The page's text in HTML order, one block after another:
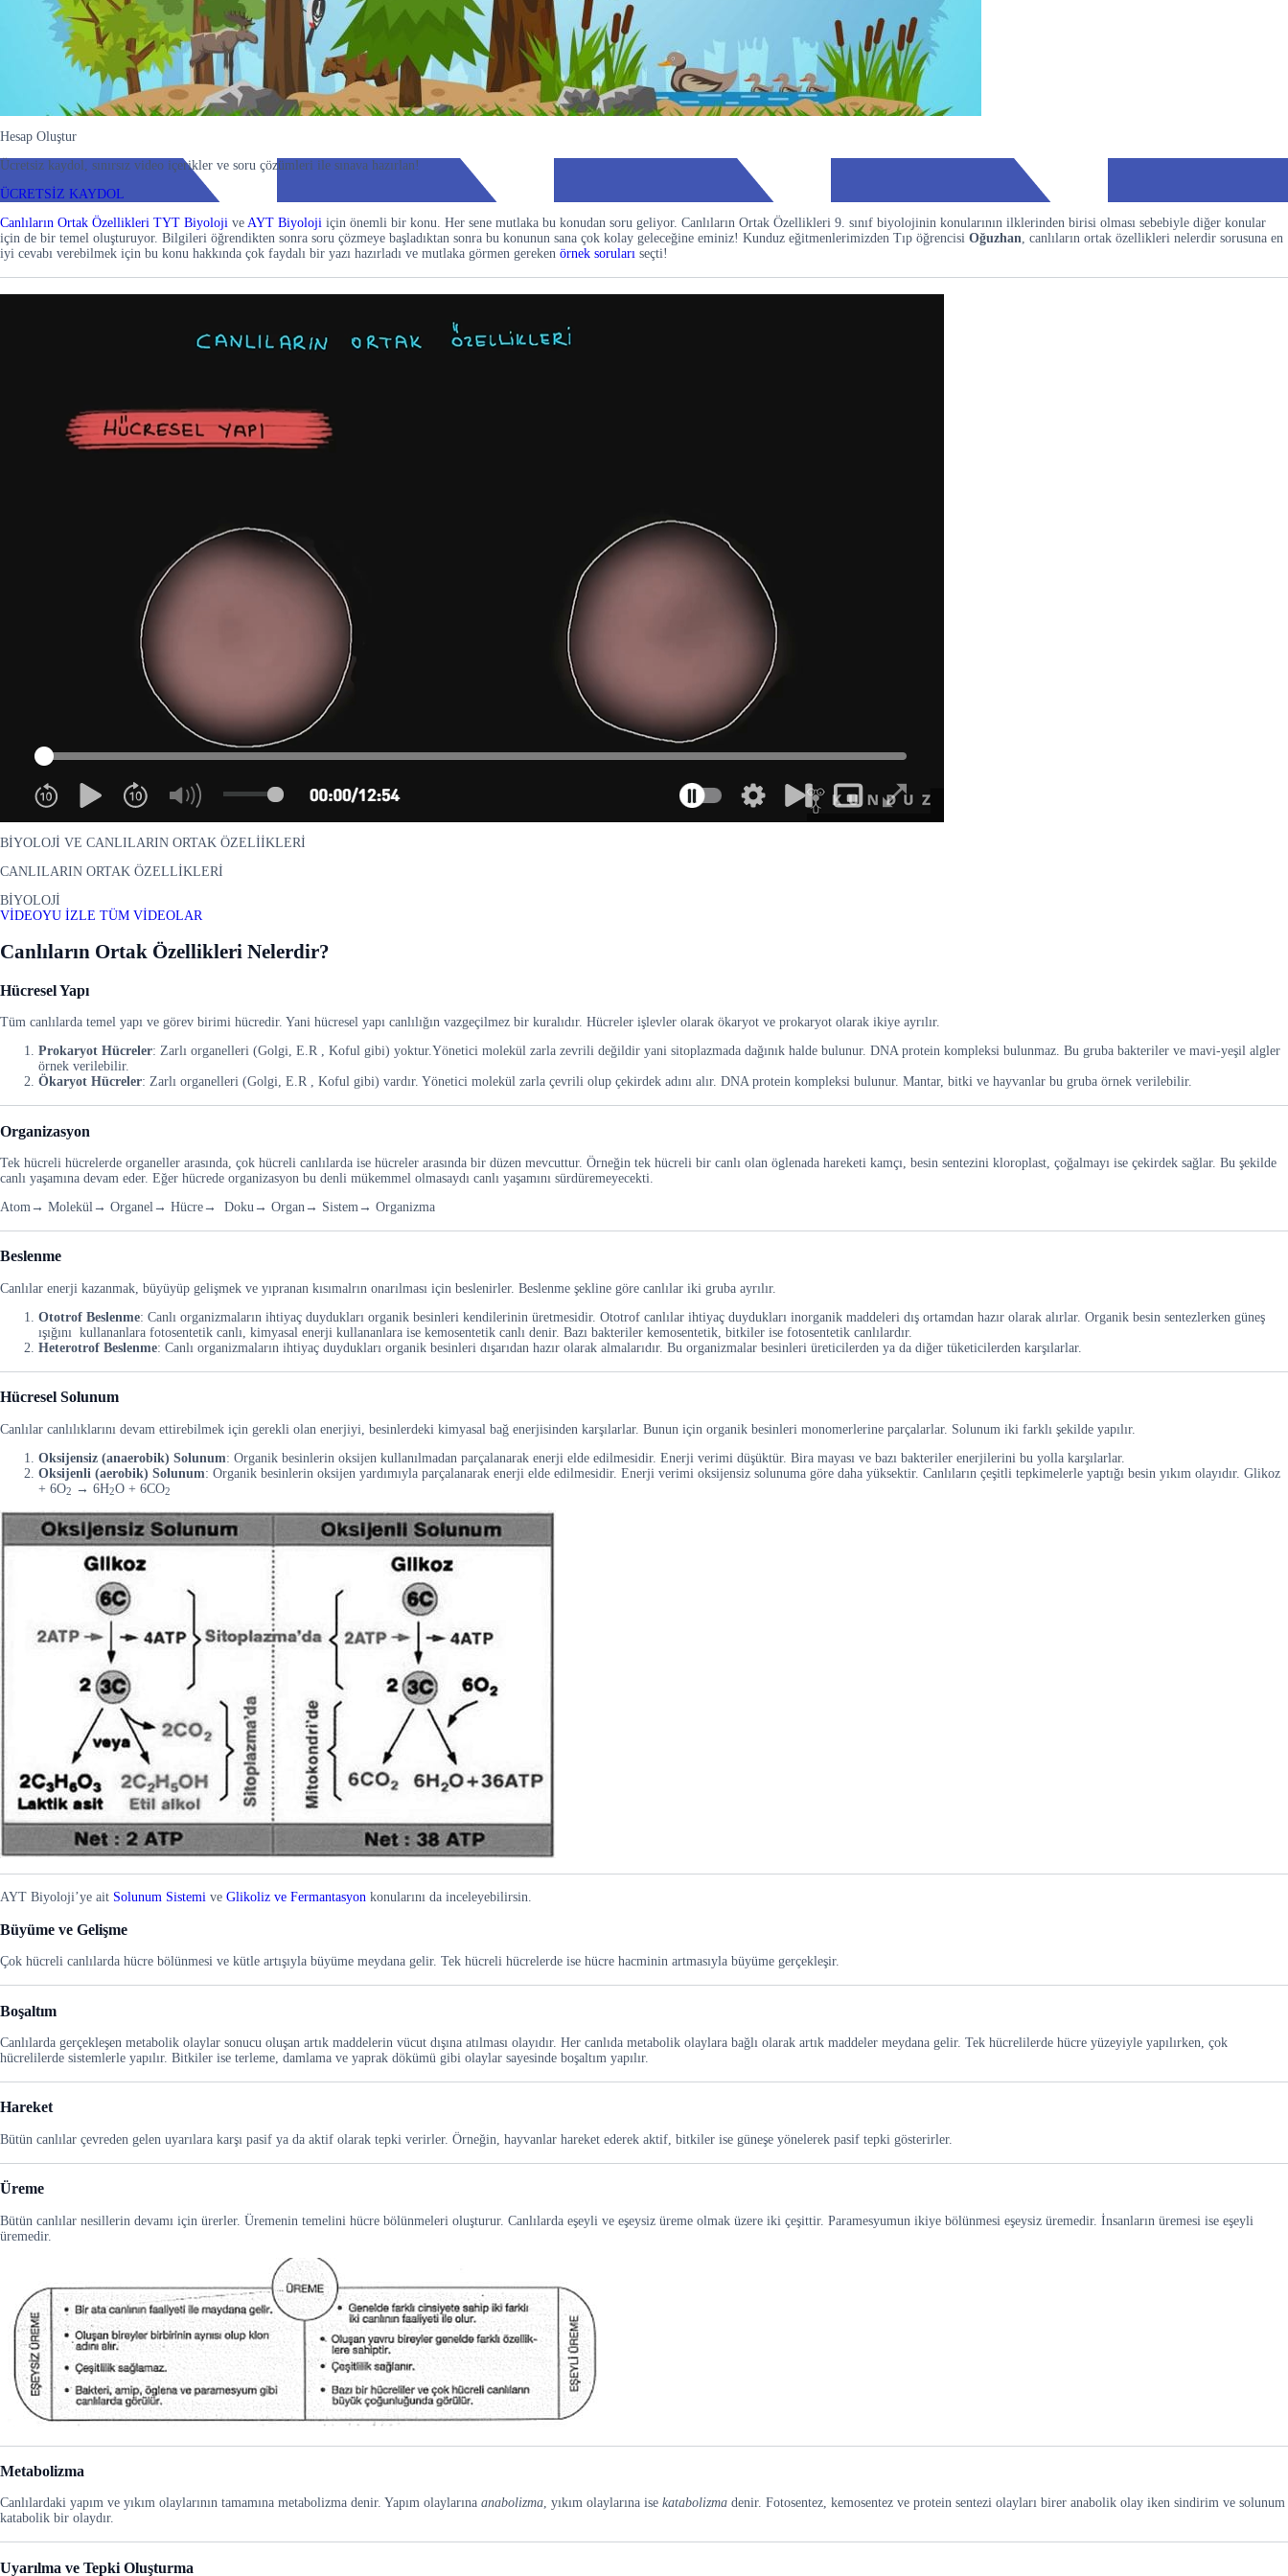
Hesap Oluştur
Ücretsiz kaydol, sınırsız video içerikler ve soru çözümleri ile sınava hazırlan!
ÜCRETSİZ KAYDOL
Canlıların Ortak Özellikleri TYT Biyoloji ve AYT Biyoloji için önemli bir konu. Her sene mutlaka bu konudan soru geliyor. Canlıların Ortak Özellikleri 9. sınıf biyolojinin konularının ilklerinden birisi olması sebebiyle diğer konular
için de bir temel oluşturuyor. Bilgileri öğrendikten sonra soru çözmeye başladıktan sonra bu konunun sana çok kolay geleceğine eminiz! Kunduz eğitmenlerimizden Tıp öğrencisi Oğuzhan, canlıların ortak özellikleri nelerdir sorusuna en
iyi cevabı verebilmek için bu konu hakkında çok faydalı bir yazı hazırladı ve mutlaka görmen gereken örnek soruları seçti!
BİYOLOJİ VE CANLILARIN ORTAK ÖZELİİKLERİ
CANLILARIN ORTAK ÖZELLİKLERİ
BİYOLOJİ
VİDEOYU İZLE TÜM VİDEOLAR
Canlıların Ortak Özellikleri Nelerdir?
Hücresel Yapı
Tüm canlılarda temel yapı ve görev birimi hücredir. Yani hücresel yapı canlılığın vazgeçilmez bir kuralıdır. Hücreler işlevler olarak ökaryot ve prokaryot olarak ikiye ayrılır.
Prokaryot Hücreler: Zarlı organelleri (Golgi, E.R , Koful gibi) yoktur.Yönetici molekül zarla zevrili değildir yani sitoplazmada dağınık halde bulunur. DNA protein kompleksi bulunmaz. Bu gruba bakteriler ve mavi-yeşil algler
örnek verilebilir.
Ökaryot Hücreler: Zarlı organelleri (Golgi, E.R , Koful gibi) vardır. Yönetici molekül zarla çevrili olup çekirdek adını alır. DNA protein kompleksi bulunur. Mantar, bitki ve hayvanlar bu gruba örnek verilebilir.
Organizasyon
Tek hücreli hücrelerde organeller arasında, çok hücreli canlılarda ise hücreler arasında bir düzen mevcuttur. Örneğin tek hücreli bir canlı olan öglenada hareketi kamçı, besin sentezini kloroplast, çoğalmayı ise çekirdek sağlar. Bu şekilde
canlı yaşamına devam eder. Eğer hücrede organizasyon bu denli mükemmel olmasaydı canlı yaşamını sürdüremeyecekti.
Atom→ Molekül→ Organel→ Hücre→ Doku→ Organ→ Sistem→ Organizma
Beslenme
Canlılar enerji kazanmak, büyüyüp gelişmek ve yıpranan kısımalrın onarılması için beslenirler. Beslenme şekline göre canlılar iki gruba ayrılır.
Ototrof Beslenme: Canlı organizmaların ihtiyaç duydukları organik besinleri kendilerinin üretmesidir. Ototrof canlılar ihtiyaç duydukları inorganik maddeleri dış ortamdan hazır olarak alırlar. Organik besin sentezlerken güneş
ışığını kullananlara fotosentetik canlı, kimyasal enerji kullananlara ise kemosentetik canlı denir. Bazı bakteriler kemosentetik, bitkiler ise fotosentetik canlılardır.
Heterotrof Beslenme: Canlı organizmaların ihtiyaç duydukları organik besinleri dışarıdan hazır olarak almalarıdır. Bu organizmalar besinleri üreticilerden ya da diğer tüketicilerden karşılarlar.
Hücresel Solunum
Canlılar canlılıklarını devam ettirebilmek için gerekli olan enerjiyi, besinlerdeki kimyasal bağ enerjisinden karşılarlar. Bunun için organik besinleri monomerlerine parçalarlar. Solunum iki farklı şekilde yapılır.
Oksijensiz (anaerobik) Solunum: Organik besinlerin oksijen kullanılmadan parçalanarak enerji elde edilmesidir. Enerji verimi düşüktür. Bira mayası ve bazı bakteriler enerjilerini bu yolla karşılarlar.
Oksijenli (aerobik) Solunum: Organik besinlerin oksijen yardımıyla parçalanarak enerji elde edilmesidir. Enerji verimi oksijensiz solunuma göre daha yüksektir. Canlıların çeşitli tepkimelerle yaptığı besin yıkım olayıdır. Glikoz
+ 6O2 → 6H2O + 6CO2
AYT Biyoloji’ye ait Solunum Sistemi ve Glikoliz ve Fermantasyon konularını da inceleyebilirsin.
Büyüme ve Gelişme
Çok hücreli canlılarda hücre bölünmesi ve kütle artışıyla büyüme meydana gelir. Tek hücreli hücrelerde ise hücre hacminin artmasıyla büyüme gerçekleşir.
Boşaltım
Canlılarda gerçekleşen metabolik olaylar sonucu oluşan artık maddelerin vücut dışına atılması olayıdır. Her canlıda metabolik olaylara bağlı olarak artık maddeler meydana gelir. Tek hücrelilerde hücre yüzeyiyle yapılırken, çok
hücrelilerde sistemlerle yapılır. Bitkiler ise terleme, damlama ve yaprak dökümü gibi olaylar sayesinde boşaltım yapılır.
Hareket
Bütün canlılar çevreden gelen uyarılara karşı pasif ya da aktif olarak tepki verirler. Örneğin, hayvanlar hareket ederek aktif, bitkiler ise güneşe yönelerek pasif tepki gösterirler.
Üreme
Bütün canlılar nesillerin devamı için ürerler. Üremenin temelini hücre bölünmeleri oluşturur. Canlılarda eşeyli ve eşeysiz üreme olmak üzere iki çeşittir. Paramesyumun ikiye bölünmesi eşeysiz üremedir. İnsanların üremesi ise eşeyli
üremedir.
Metabolizma
Canlılardaki yapım ve yıkım olaylarının tamamına metabolizma denir. Yapım olaylarına anabolizma, yıkım olaylarına ise katabolizma denir. Fotosentez, kemosentez ve protein sentezi olayları birer anabolik olay iken sindirim ve solunum
katabolik bir olaydır.
Uyarılma ve Tepki Oluşturma